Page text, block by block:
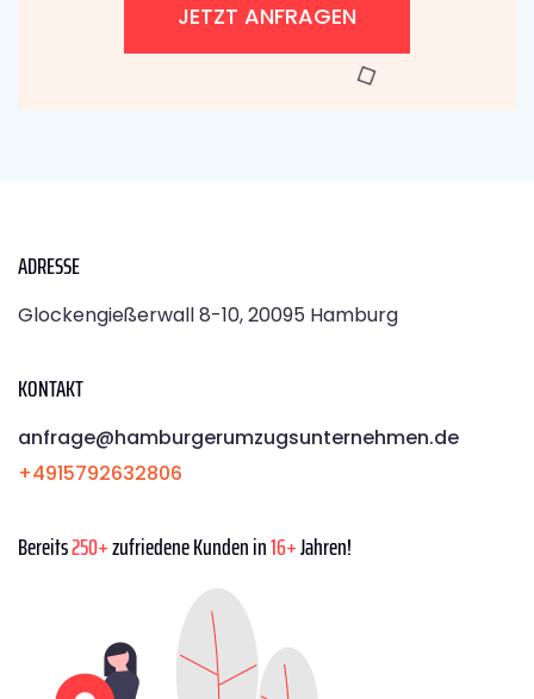
JETZT ANFRAGEN
ADRESSE
Glockengießerwall 8-10, 20095 Hamburg
KONTAKT
anfrage@hamburgerumzugsunternehmen.de
+4915792632806
Bereits250+zufriedene Kunden in16+Jahren!